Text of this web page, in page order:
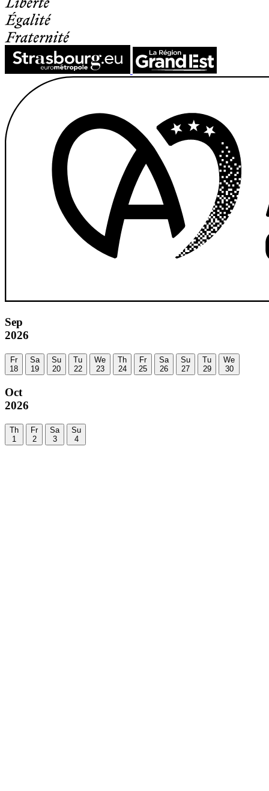
Sep
2026
Fr
18
Sa
19
Su
20
Tu
22
We
23
Th
24
Fr
25
Sa
26
Su
27
Tu
29
We
30
Oct
2026
Th
1
Fr
2
Sa
3
Su
4